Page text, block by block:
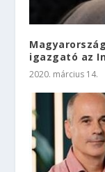
igazgató az
2020. március 14.